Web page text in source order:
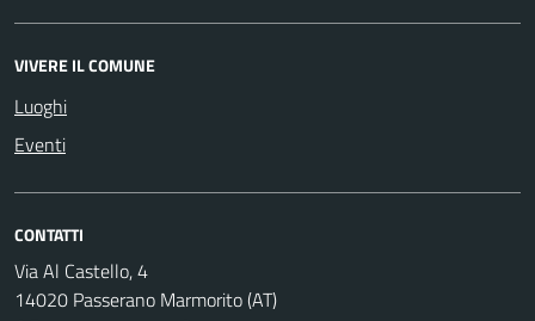
VIVERE IL COMUNE
Luoghi
Eventi
CONTATTI
Via Al Castello, 4
14020 Passerano Marmorito (AT)